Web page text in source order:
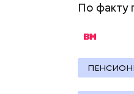
По факту
По
комитета